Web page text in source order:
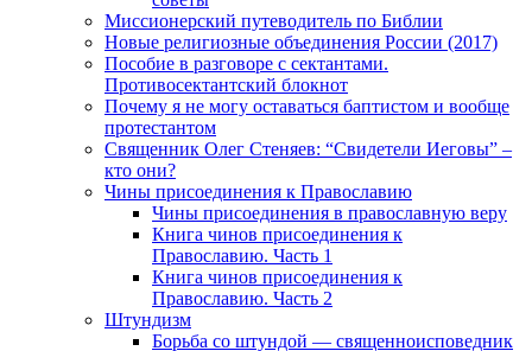
Миссионерский путеводитель по Библии
Новые религиозные объединения России (2017)
Пособие в разговоре с сектантами.
Противосектантский блокнот
Почему я не могу оставаться баптистом и вообще
протестантом
Священник Олег Стеняев: “Свидетели Иеговы” –
кто они?
Чины присоединения к Православию
Чины присоединения в православную веру
Книга чинов присоединения к
Православию. Часть 1
Книга чинов присоединения к
Православию. Часть 2
Штундизм
Борьба со штундой — священноисповедник